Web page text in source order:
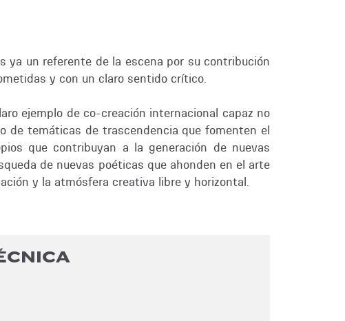
ya un referente de la escena por su contribución
y con un claro sentido crítico.
ejemplo de co-creación internacional capaz no
de temáticas de trascendencia que fomenten el
que contribuyan a la generación de nuevas
de nuevas poéticas que ahonden en el arte
y la atmósfera creativa libre y horizontal.